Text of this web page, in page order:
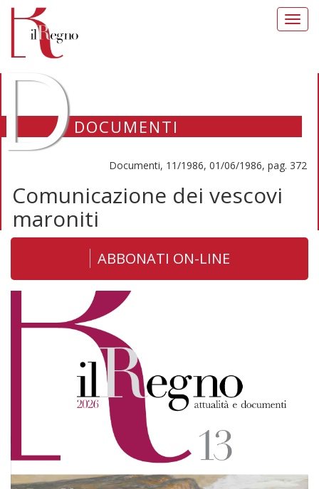
DOCUMENTI
Documenti, 11/1986, 01/06/1986, pag. 372
Comunicazione dei vescovi
maroniti
ABBONATI ON-LINE